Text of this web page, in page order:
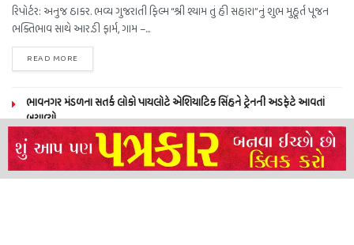
રિપોર્ટર: અનુજ ઠાકર. ભવ્ય ગુજરાતી ફિલ્મ “શ્રી શ્યામ તું હી સહારા”નું શુભ મુહૂર્ત પૂજન
ભક્તિભાવ સાથે આર.ડી ફાર્મ, ગામ –...
READ MORE
ભાવનગર મંડળના સતર્ક લોકો પાયલોટે એશિયાટિક સિંહને ટ્રેનની અડફેટે આવતાં
બચાવ્યો
NEERAJ TIWARI’S ACTION FRANCHISE ROLLS WITH TIGER SHROFF,
REMO D’SOUZA AND A POWER-PACKED ENSEMBLE
ધારી પત્રકાર સંઘ – અમરેલી બ્રોડગેજ કમેટી દ્વારા જીલ્લા કલેકટર ને આવેદનપત્ર